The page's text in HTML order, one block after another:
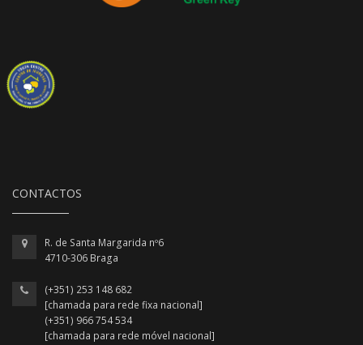
CONTACTOS
R. de Santa Margarida nº6
4710-306 Braga
(+351) 253 148 682
[chamada para rede fixa nacional]
(+351) 966 754 534
[chamada para rede móvel nacional]